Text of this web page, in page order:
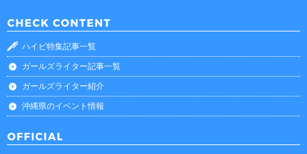
ハイビ特集記事一覧
ガールズライター記事一覧
ガールズライター紹介
沖縄県のイベント情報